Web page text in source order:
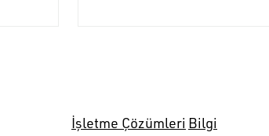
İşletme Çözümleri Bilgi